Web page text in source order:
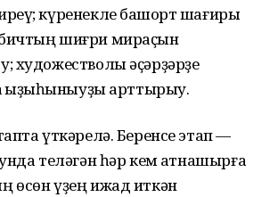
күренекле башҡорт шағиры
шиғри мираҫын
художестволы әҫәрҙәрҙе
ҡыҙыҡһыныуҙы арттырыу.
үткәрелә. Беренсе этап —
теләгән һәр кем ҡатнашырға
өсөн үҙең ижад иткән